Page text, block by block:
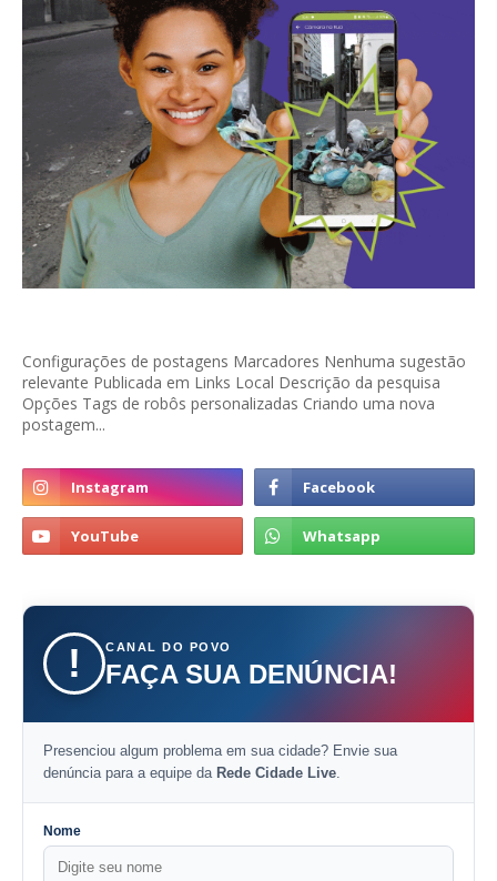
Configurações de postagens Marcadores Nenhuma sugestão
relevante Publicada em Links Local Descrição da pesquisa
Opções Tags de robôs personalizadas Criando uma nova
postagem...
! CANAL DO POVO
FAÇA SUA DENÚNCIA!
Presenciou algum problema em sua cidade? Envie sua
denúncia para a equipe da Rede Cidade Live
Nome